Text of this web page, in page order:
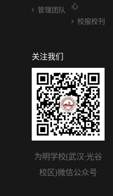
管理团队
心
校报校刊
关注我们
为明学校(武汉·光谷
校区)微信公众号